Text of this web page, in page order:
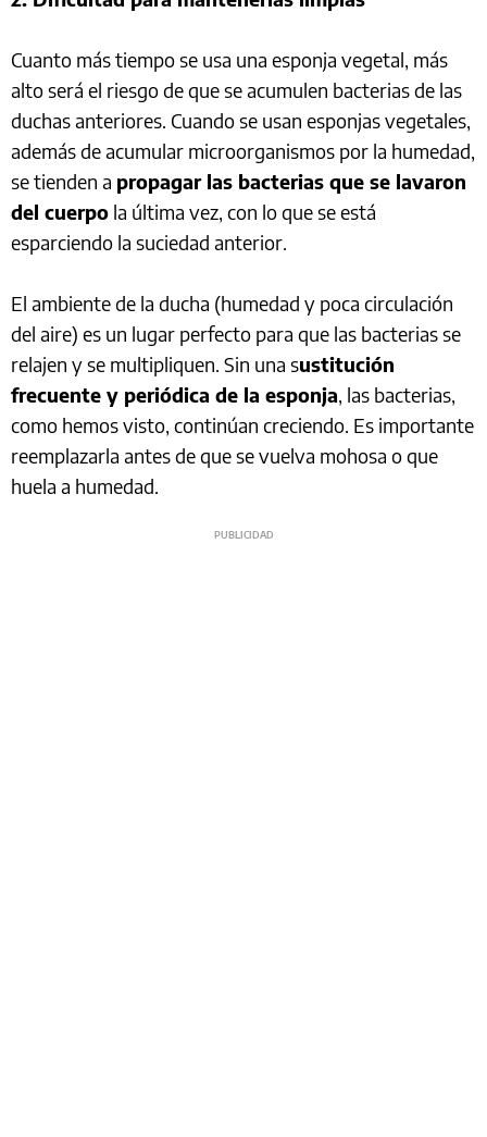
Cuanto más tiempo se usa una esponja vegetal, más
alto será el riesgo de que se acumulen bacterias de las
duchas anteriores. Cuando se usan esponjas vegetales,
además de acumular microorganismos por la humedad,
se tienden a propagar las bacterias que se lavaron
del cuerpo la última vez, con lo que se está
esparciendo la suciedad anterior.
El ambiente de la ducha (humedad y poca circulación
del aire) es un lugar perfecto para que las bacterias se
relajen y se multipliquen. Sin una sustitución
frecuente y periódica de la esponja, las bacterias,
como hemos visto, continúan creciendo. Es importante
reemplazarla antes de que se vuelva mohosa o que
huela a humedad.